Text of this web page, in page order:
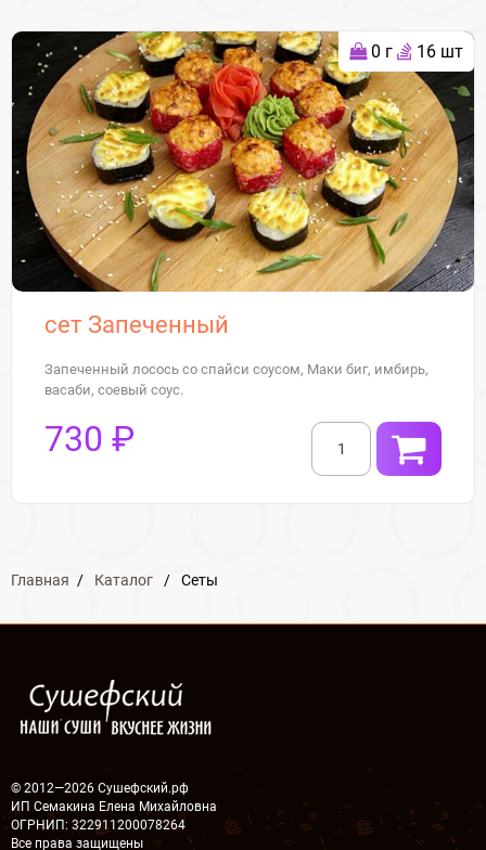
сет Запеченный
0 г 16 шт
Запеченный лосось со спайси соусом, Маки биг, имбирь,
васаби, соевый соус.
730 ₽
Главная / Каталог / Сеты
© 2012—2026 Сушефский.рф
ИП Семакина Елена Михайловна
ОГРНИП: 322911200078264
Все права защищены